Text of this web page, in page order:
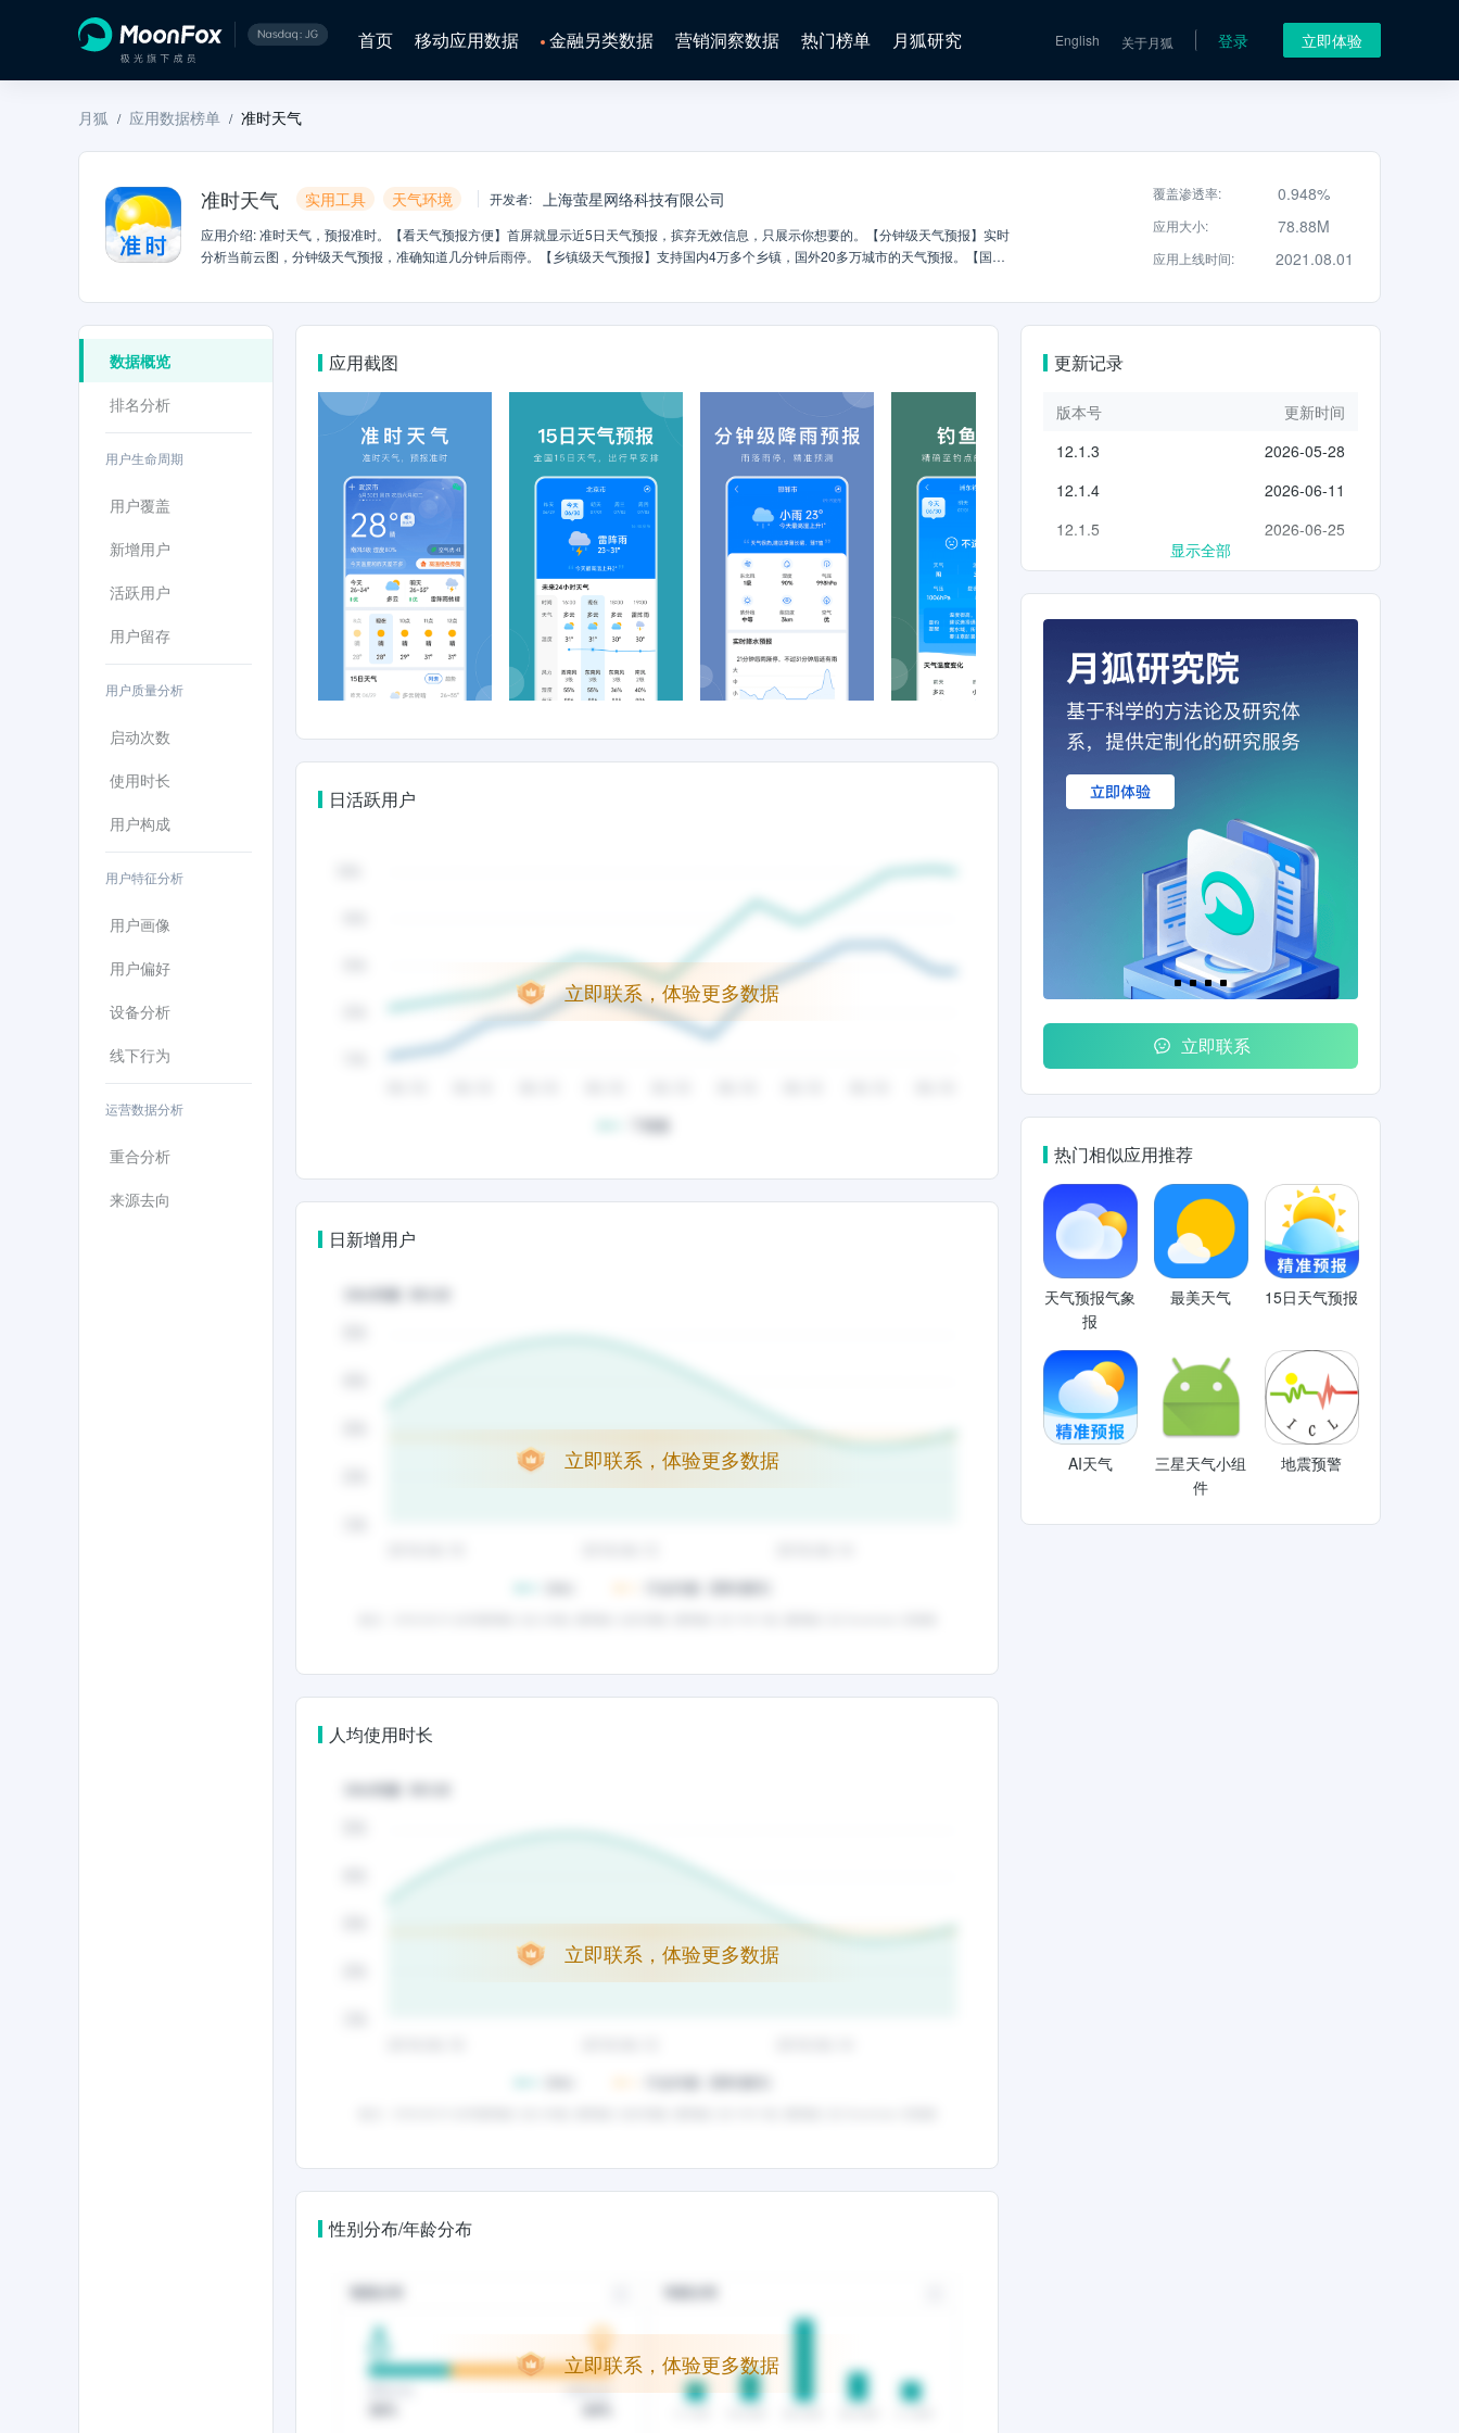
首页 移动应用数据 金融另类数据 营销洞察数据 热门榜单 月狐研究 English 关于月狐 登录 立即体验
月狐 / 应用数据榜单 / 准时天气
准时天气 实用工具 天气环境 开发者: 上海萤星网络科技有限公司
应用介绍:准时天气，预报准时。【看天气预报方便】首屏就显示近5日天气预报，摈弃无效信息，只展示你想要的。【分钟级天气预报】实时
分析当前云图，分钟级天气预报，准确知道几分钟后雨停。【乡镇级天气预报】支持国内4万多个乡镇，国外20多万城市的天气预报。【国内
准一些。准时天气预报，支持196个国家5万多个城市及地区的天气预报查询，还能实现分钟级天气预报、公里级天气预报、逐小时天气预报、
覆盖渗透率: 0.948%
应用大小: 78.88M
应用上线时间: 2021.08.01
数据概览
排名分析
用户生命周期
用户覆盖
新增用户
活跃用户
用户留存
用户质量分析
启动次数
使用时长
用户构成
用户特征分析
用户画像
用户偏好
设备分析
线下行为
运营数据分析
重合分析
来源去向
应用截图
日活跃用户
立即联系，体验更多数据
日新增用户
立即联系，体验更多数据
人均使用时长
立即联系，体验更多数据
性别分布/年龄分布
立即联系，体验更多数据
更新记录
版本号
更新时间
12.1.3
2026-05-28
12.1.4
2026-06-11
12.1.5
2026-06-25
显示全部
立即联系
热门相似应用推荐
天气预报气象
报
最美天气 15日天气预报
AI天气
三星天气小组
件
地震预警